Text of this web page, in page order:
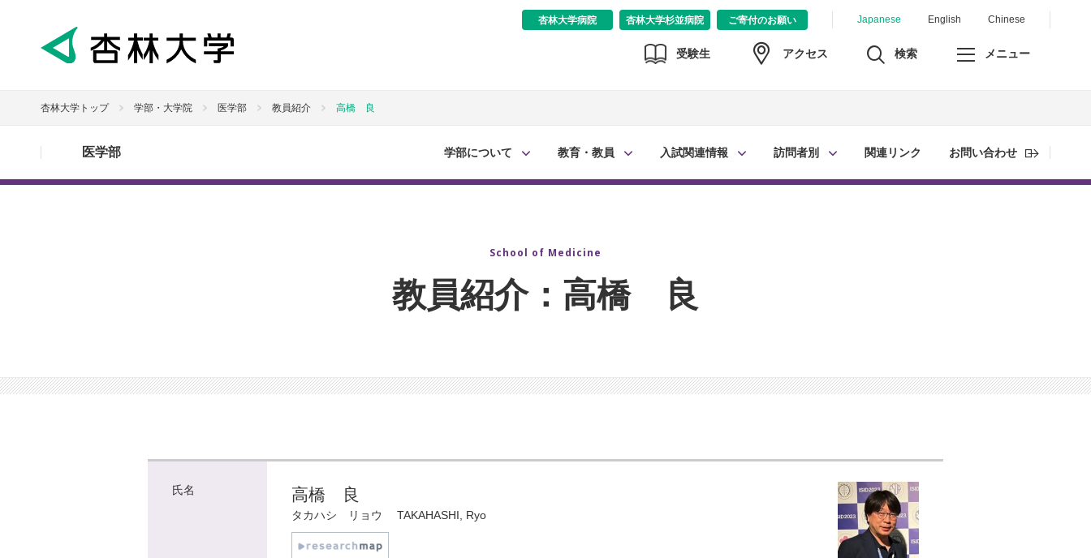
Japanese English Chinese
杏林大学病院 杏林大学杉並病院 ご寄付のお願い
受験生 アクセス 検索 メニュー
杏林大学トップ 学部・大学院 医学部 教員紹介 高橋 良
医学部 学部について 教育・教員 入試関連情報 訪問者別 関連リンク お問い合わせ
School of Medicine
教員紹介：高橋 良
氏名 高橋 良
タカハシ リョウ TAKAHASHI, Ryo